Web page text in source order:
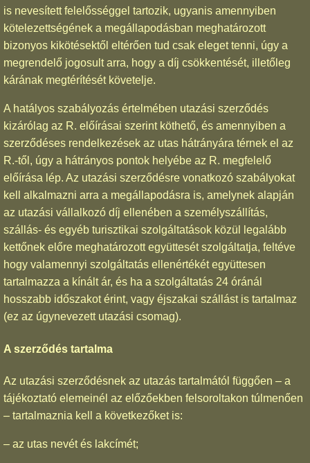
is nevesített felelősséggel tartozik, ugyanis amennyiben
kötelezettségének a megállapodásban meghatározott
bizonyos kikötésektől eltérően tud csak eleget tenni, úgy a
megrendelő jogosult arra, hogy a díj csökkentését, illetőleg
kárának megtérítését követelje.
A hatályos szabályozás értelmében utazási szerződés
kizárólag az R. előírásai szerint köthető, és amennyiben a
szerződéses rendelkezések az utas hátrányára térnek el az
R.-től, úgy a hátrányos pontok helyébe az R. megfelelő
előírása lép. Az utazási szerződésre vonatkozó szabályokat
kell alkalmazni arra a megállapodásra is, amelynek alapján
az utazási vállalkozó díj ellenében a személyszállítás,
szállás- és egyéb turisztikai szolgáltatások közül legalább
kettőnek előre meghatározott együttesét szolgáltatja, feltéve
hogy valamennyi szolgáltatás ellenértékét együttesen
tartalmazza a kínált ár, és ha a szolgáltatás 24 óránál
hosszabb időszakot érint, vagy éjszakai szállást is tartalmaz
(ez az úgynevezett utazási csomag).
A szerződés tartalma
Az utazási szerződésnek az utazás tartalmától függően – a
tájékoztató elemeinél az előzőekben felsoroltakon túlmenően
– tartalmaznia kell a következőket is:
– az utas nevét és lakcímét;